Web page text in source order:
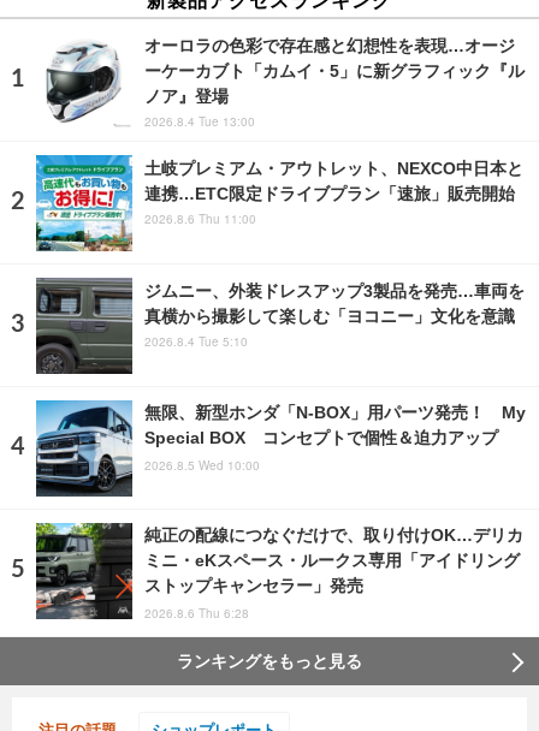
オーロラの色彩で存在感と幻想性を表現…オージ
ーケーカブト「カムイ・5」に新グラフィック『ル
ノア』登場
2026.8.4 Tue 13:00
土岐プレミアム・アウトレット、NEXCO中日本と
連携…ETC限定ドライブプラン「速旅」販売開始
2026.8.6 Thu 11:00
ジムニー、外装ドレスアップ3製品を発売…車両を
真横から撮影して楽しむ「ヨコニー」文化を意識
2026.8.4 Tue 5:10
無限、新型ホンダ「N-BOX」用パーツ発売！ My
Special BOX コンセプトで個性＆迫力アップ
2026.8.5 Wed 10:00
純正の配線につなぐだけで、取り付けOK…デリカ
ミニ・eKスペース・ルークス専用「アイドリング
ストップキャンセラー」発売
2026.8.6 Thu 6:28
ランキングをもっと見る